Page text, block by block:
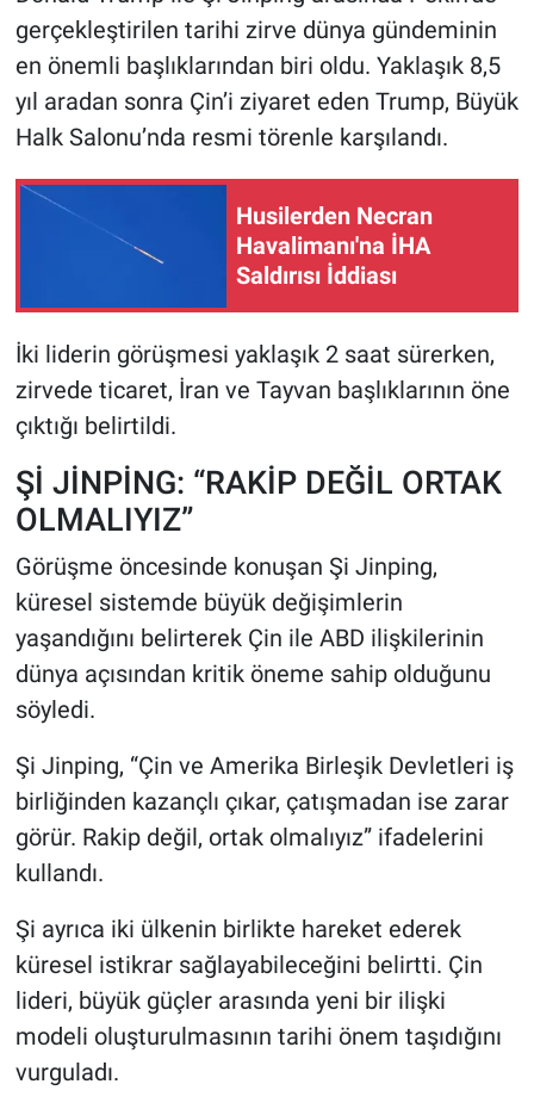
gerçekleştirilen tarihi zirve dünya gündeminin
en önemli başlıklarından biri oldu. Yaklaşık 8,5
yıl aradan sonra Çin’i ziyaret eden Trump, Büyük
Halk Salonu’nda resmi törenle karşılandı.
Husilerden Necran
Havalimanı'na İHA
Saldırısı İddiası
İki liderin görüşmesi yaklaşık 2 saat sürerken,
zirvede ticaret, İran ve Tayvan başlıklarının öne
çıktığı belirtildi.
Şİ JİNPİNG: “RAKİP DEĞİL ORTAK
OLMALIYIZ”
Görüşme öncesinde konuşan Şi Jinping,
küresel sistemde büyük değişimlerin
yaşandığını belirterek Çin ile ABD ilişkilerinin
dünya açısından kritik öneme sahip olduğunu
söyledi.
Şi Jinping, “Çin ve Amerika Birleşik Devletleri iş
birliğinden kazançlı çıkar, çatışmadan ise zarar
görür. Rakip değil, ortak olmalıyız” ifadelerini
kullandı.
Şi ayrıca iki ülkenin birlikte hareket ederek
küresel istikrar sağlayabileceğini belirtti. Çin
lideri, büyük güçler arasında yeni bir ilişki
modeli oluşturulmasının tarihi önem taşıdığını
vurguladı.
ÇEVRE
HABERDE İNSAN
POLİTİKA
SPOR
MAGAZİN
Bilim, Teknoloji